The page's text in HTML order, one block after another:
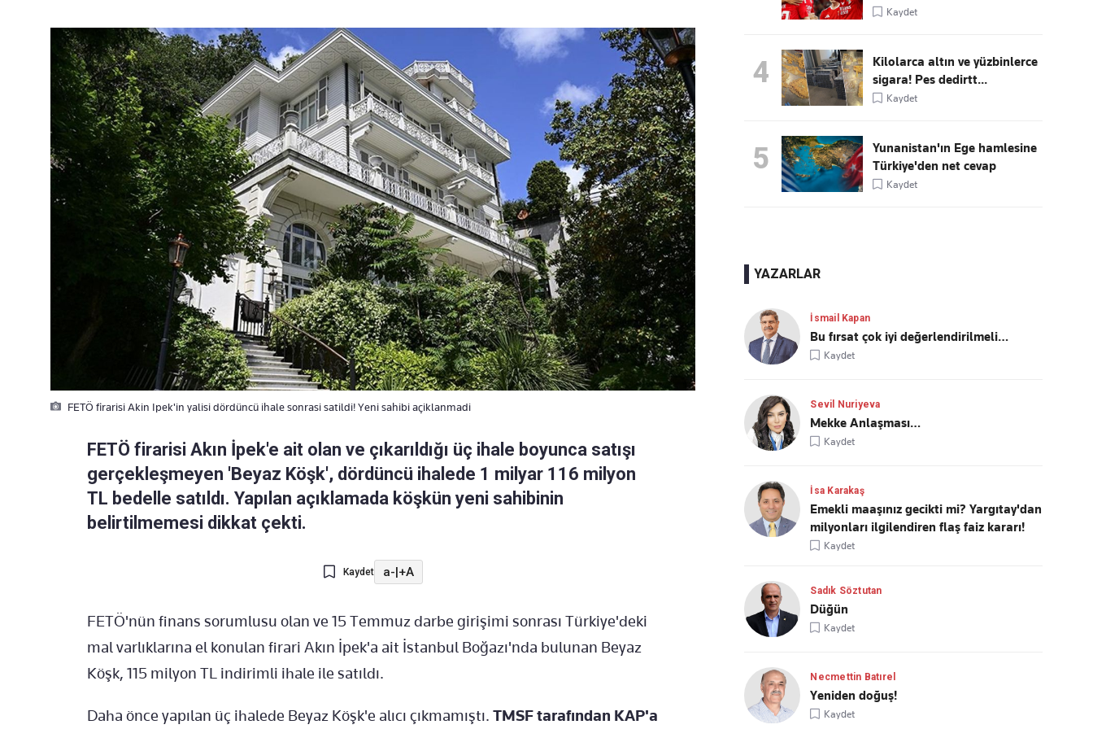
FETÖ firarisi Akin Ipek'in yalisi dördüncü ihale sonrasi satildi! Yeni sahibi açiklanmadi
FETÖ firarisi Akın İpek'e ait olan ve çıkarıldığı üç ihale boyunca satışı
gerçekleşmeyen 'Beyaz Köşk', dördüncü ihalede 1 milyar 116 milyon
TL bedelle satıldı. Yapılan açıklamada köşkün yeni sahibinin
belirtilmemesi dikkat çekti.
Kaydet a-|+A
FETÖ'nün finans sorumlusu olan ve 15 Temmuz darbe girişimi sonrası Türkiye'deki
mal varlıklarına el konulan firari Akın İpek'a ait İstanbul Boğazı'nda bulunan Beyaz
Köşk, 115 milyon TL indirimli ihale ile satıldı.
Daha önce yapılan üç ihalede Beyaz Köşk'e alıcı çıkmamıştı. TMSF tarafından KAP'a
Kaydet
4
Kilolarca altın ve yüzbinlerce
sigara! Pes dedirtt...
Kaydet
5
Yunanistan'ın Ege hamlesine
Türkiye'den net cevap
Kaydet
YAZARLAR
İsmail Kapan
Bu fırsat çok iyi değerlendirilmeli…
Kaydet
Sevil Nuriyeva
Mekke Anlaşması…
Kaydet
İsa Karakaş
Emekli maaşınız gecikti mi? Yargıtay'dan
milyonları ilgilendiren flaş faiz kararı!
Kaydet
Sadık Söztutan
Düğün
Kaydet
Necmettin Batırel
Yeniden doğuş!
Kaydet